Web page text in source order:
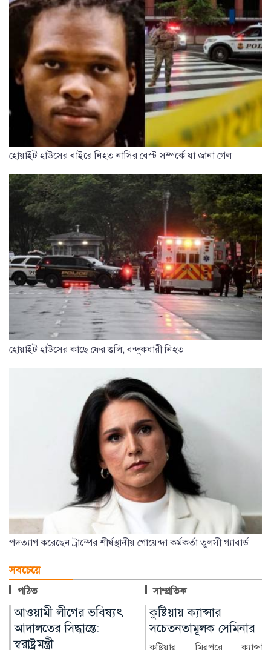
হোয়াইট হাউসের বাইরে নিহত নাসির বেস্ট সম্পর্কে যা জানা গেল
হোয়াইট হাউসের কাছে ফের গুলি, বন্দুকধারী নিহত
পদত্যাগ করেছেন ট্রাম্পের শীর্ষস্থানীয় গোয়েন্দা কর্মকর্তা তুলসী গ্যাবার্ড
সবচেয়ে
পঠিত সাম্প্রতিক
কুষ্টিয়ায় ক্যান্সার
সচেতনতামূলক সেমিনার
লাখ টাকার ফল-নাস্তা নিয়ে
সাবেক ইউএনওকে ঘিরে
প্রশ্ন